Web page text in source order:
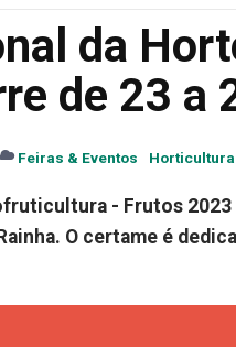
da
de 23 a
Feiras & Eventos Horticultura
- Frutos
Rainha. O certame é